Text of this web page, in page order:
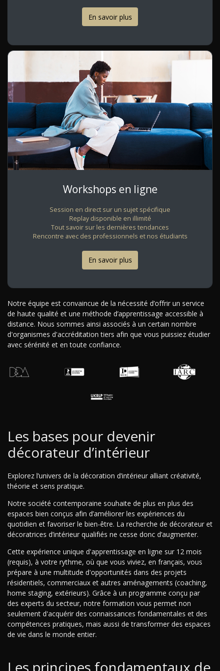
En savoir plus
Workshops en ligne
Session en direct sur un sujet spécifique
Replay disponible en illimité
Tout savoir sur les dernières tendances
Rencontre avec des professionnels et nos étudiants
En savoir plus
Notre équipe est convaincue de la nécessité d’offrir un service
de haute qualité et une méthode d’apprentissage accessible à
distance. Nous sommes ainsi associés à un certain nombre
d'organismes d'accréditation tiers afin que vous puissiez étudier
avec sérénité et en toute confiance.
Les bases pour devenir
décorateur d’intérieur
Explorez l’univers de la décoration d’intérieur alliant créativité,
théorie et sens pratique.
Notre société contemporaine souhaite de plus en plus des
espaces bien conçus afin d’améliorer les expériences du
quotidien et favoriser le bien-être. La recherche de décorateur et
décoratrices d’intérieur qualifiés ne cesse donc d’augmenter.
Cette expérience unique d'apprentissage en ligne sur 12 mois
(requis), à votre rythme, où que vous viviez, en français, vous
prépare à une multitude d'opportunités dans des projets
résidentiels, commerciaux et autres aménagements (coaching,
home staging, extérieurs). Grâce à un programme conçu par
des experts du secteur, notre formation vous permet non
seulement d'acquérir des connaissances fondamentales et des
compétences pratiques, mais aussi de transformer des espaces
de vie dans le monde entier.
Les principes fondamentaux de